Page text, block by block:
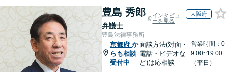
豊島 秀郎
弁護士
インタビュ
ーを見る
大阪府
豊島法律事務所
京都府 か
らも相談
受付中
面談方法(対面・
電話・ビデオな
ど)は応相談
営業時間：0
9:00~19:00
（平日）